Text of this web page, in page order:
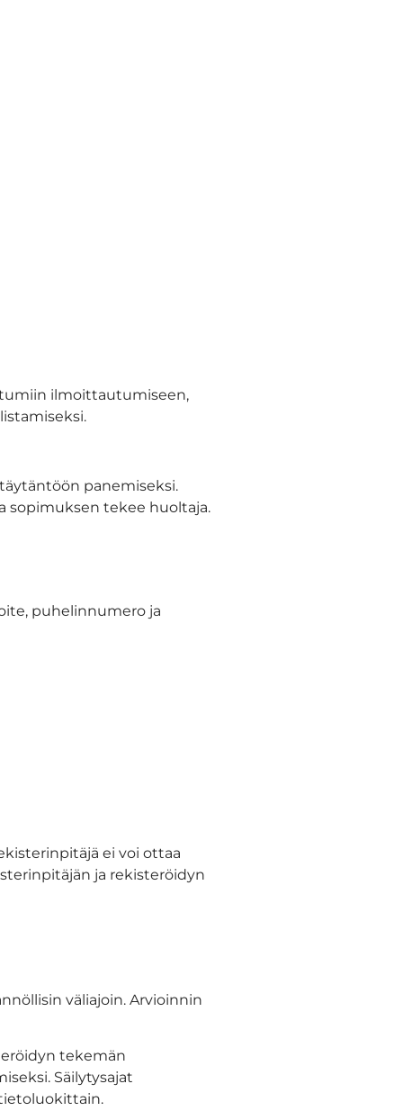
ilmoittautumiseen,
panemiseksi.
sopimuksen tekee huoltaja.
puhelinnumero ja
ei voi ottaa
ja rekisteröidyn
väliajoin. Arvioinnin
tekemän
Säilytysajat